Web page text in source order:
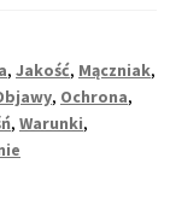
, Jakość, Mączniak,
, Ochrona,
, Warunki,